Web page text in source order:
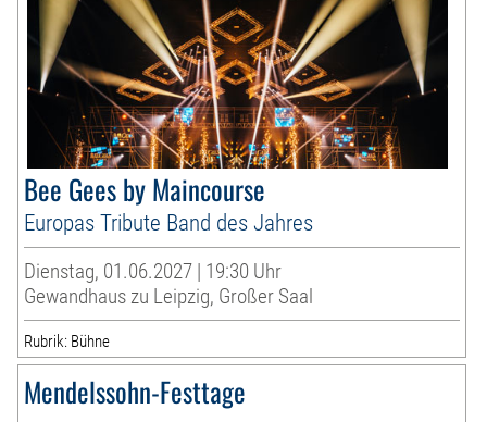
Bee Gees by Maincourse
Europas Tribute Band des Jahres
Dienstag, 01.06.2027 | 19:30 Uhr
Gewandhaus zu Leipzig, Großer Saal
Rubrik: Bühne
Mendelssohn-Festtage